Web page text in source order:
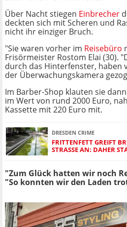
Über Nacht stiegen Einbrecher
deckten sich mit Scheren und
nicht ihr einziger Bruch.
"Sie waren vorher im Reisebüro
Frisörmeister Rostom Elai (30).
durch das Hinterfenster, haben
der Überwachungskamera
Im Barber-Shop klauten sie
im Wert von rund 2000 Euro,
Kassette mit 220 Euro mit.
DRESDEN CRIME
FRITTENFETT GREIFT
STRASSE AN: DAHER
"Zum Glück hatten wir noch
"So konnten wir den Laden